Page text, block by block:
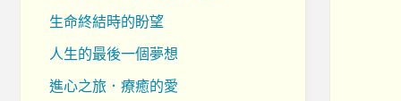
生命終結時的盼望
人生的最後一個夢想
進心之旅．療癒的愛